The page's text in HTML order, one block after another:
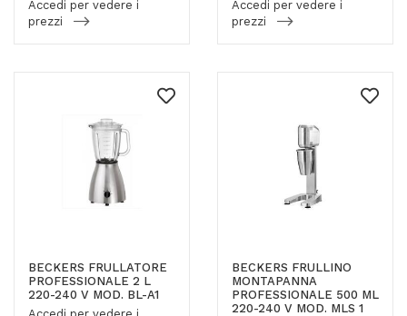
Accedi per vedere i
prezzi
Accedi per vedere i
prezzi
BECKERS FRULLATORE
PROFESSIONALE 2 L
220-240 V MOD. BL-A1
BECKERS FRULLINO
MONTAPANNA
PROFESSIONALE 500 ML
220-240 V MOD. MLS 1